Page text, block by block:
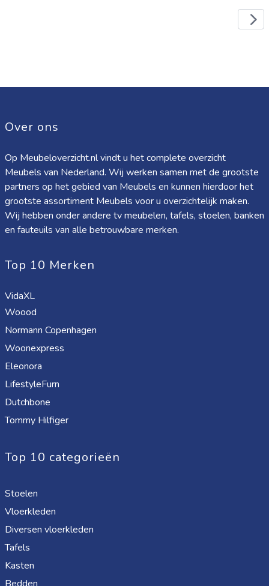
Over ons
Op Meubeloverzicht.nl vindt u het complete overzicht
Meubels van Nederland. Wij werken samen met de grootste
partners op het gebied van Meubels en kunnen hierdoor het
grootste assortiment Meubels voor u overzichtelijk maken.
Wij hebben onder andere tv meubelen, tafels, stoelen, banken
en fauteuils van alle betrouwbare merken.
Top 10 Merken
VidaXL
Woood
Normann Copenhagen
Woonexpress
Eleonora
LifestyleFurn
Dutchbone
Tommy Hilfiger
Top 10 categorieën
Stoelen
Vloerkleden
Diversen vloerkleden
Tafels
Kasten